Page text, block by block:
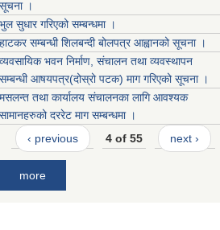
सूचना ।
भुल सुधार गरिएको सम्बन्धमा ।
हाटकर सम्बन्धी शिलबन्दी बोलपत्र आह्वानको सूचना ।
व्यवसायिक भवन निर्माण, संचालन तथा व्यवस्थापन
सम्बन्धी आषयपत्र(दोस्रो पटक) माग गरिएको सूचना ।
मसलन्त तथा कार्यालय संचालनका लागि आवश्यक
सामानहरुको दररेट माग सम्बन्धमा ।
‹ previous
4 of 55 next ›
more